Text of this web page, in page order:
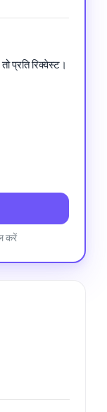
प्रति रिक्वेस्ट।
करें